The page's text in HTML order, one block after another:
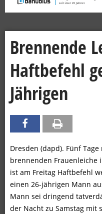
Brennende
Haftbefehl
Jährigen
Dresden (dapd). Fünf
brennenden Frauenleiche
ist am Freitag Haftbefehl
einen 26-jährigen Mann
Mann sei dringend
der Nacht zu Samstag mit